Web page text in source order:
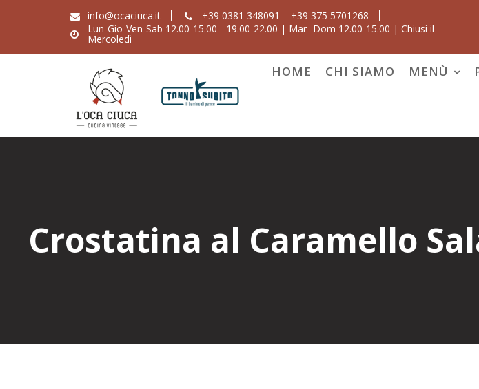
info@ocaciuca.it
+39 0381 348091 – +39 375 5701268
Lun-Gio-Ven-Sab 12.00-15.00 - 19.00-22.00 | Mar- Dom 12.00-15.00 | Chiusi il
Mercoledì
HOME CHI SIAMO MENÙ
Crostatina al Caramello